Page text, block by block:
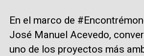
En el marco de
José Manuel Acevedo,
uno de los proyectos más